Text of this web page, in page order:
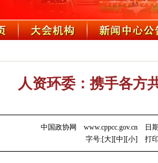
人资环委：携手各方
中国政协网 www.cppcc.gov.cn 日
字号:[大][中][小] 打